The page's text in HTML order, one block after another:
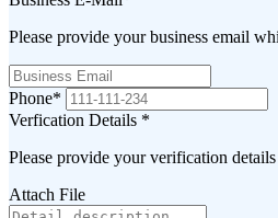
Please provide your business email
Phone*
Verfication Details *
Please provide your verification
Attach File